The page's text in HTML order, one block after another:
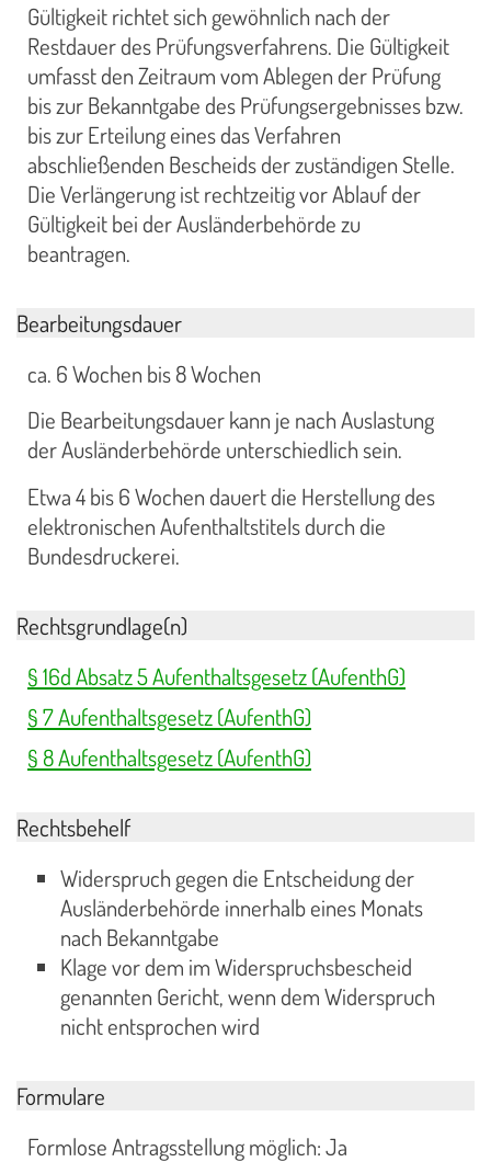
Gültigkeit richtet sich gewöhnlich nach der
Restdauer des Prüfungsverfahrens. Die Gültigkeit
umfasst den Zeitraum vom Ablegen der Prüfung
bis zur Bekanntgabe des Prüfungsergebnisses bzw.
bis zur Erteilung eines das Verfahren
abschließenden Bescheids der zuständigen Stelle.
Die Verlängerung ist rechtzeitig vor Ablauf der
Gültigkeit bei der Ausländerbehörde zu
beantragen.
Bearbeitungsdauer
ca. 6 Wochen bis 8 Wochen
Die Bearbeitungsdauer kann je nach Auslastung
der Ausländerbehörde unterschiedlich sein.
Etwa 4 bis 6 Wochen dauert die Herstellung des
elektronischen Aufenthaltstitels durch die
Bundesdruckerei.
Rechtsgrundlage(n)
§ 16d Absatz 5 Aufenthaltsgesetz (AufenthG)
§ 7 Aufenthaltsgesetz (AufenthG)
§ 8 Aufenthaltsgesetz (AufenthG)
Rechtsbehelf
Widerspruch gegen die Entscheidung der
Ausländerbehörde innerhalb eines Monats
nach Bekanntgabe
Klage vor dem im Widerspruchsbescheid
genannten Gericht, wenn dem Widerspruch
nicht entsprochen wird
Formulare
Formlose Antragsstellung möglich: Ja